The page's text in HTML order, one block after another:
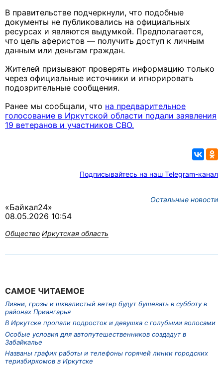
В правительстве подчеркнули, что подобные
документы не публиковались на официальных
ресурсах и являются выдумкой. Предполагается,
что цель аферистов — получить доступ к личным
данным или деньгам граждан.
Жителей призывают проверять информацию только
через официальные источники и игнорировать
подозрительные сообщения.
Ранее мы сообщали, что на предварительное
голосование в Иркутской области подали заявления
19 ветеранов и участников СВО.
Подписывайтесь на наш Telegram-канал
Остальные новости
«Байкал24»
08.05.2026 10:54
Общество Иркутская область
САМОЕ ЧИТАЕМОЕ
Ливни, грозы и шквалистый ветер будут бушевать в субботу в
районах Приангарья
В Иркутске пропали подросток и девушка с голубыми волосами
Особые условия для автопутешественников создадут в
Забайкалье
Названы график работы и телефоны горячей линии городских
теризбиркомов в Иркутске